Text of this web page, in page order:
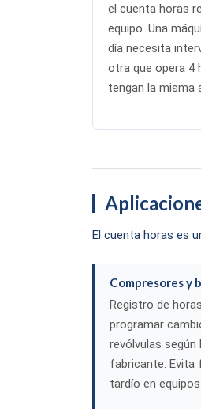
el cuenta horas
equipo. Una
día necesita
otra que opera 4
tengan la misma
El cuenta horas es
Compresores y
Registro de
programar
revólvulas
fabricante. Evita
tardío en